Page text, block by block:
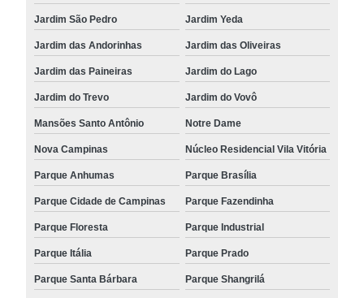
Jardim São Pedro Jardim Yeda
Jardim das Andorinhas Jardim das Oliveiras
Jardim das Paineiras Jardim do Lago
Jardim do Trevo Jardim do Vovô
Mansões Santo Antônio Notre Dame
Nova Campinas Núcleo Residencial Vila Vitória
Parque Anhumas Parque Brasília
Parque Cidade de Campinas Parque Fazendinha
Parque Floresta Parque Industrial
Parque Itália Parque Prado
Parque Santa Bárbara Parque Shangrilá